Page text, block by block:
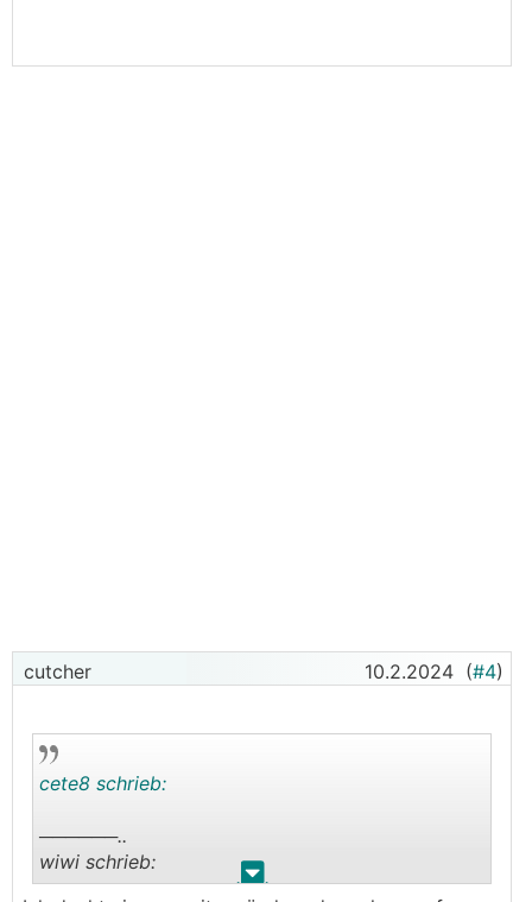
Dass der Antrag einen Nachweis der Ablehnung
cutcher 10.2.2024 (#4)
. .
cete8 schrieb:
──────..
wiwi schrieb: